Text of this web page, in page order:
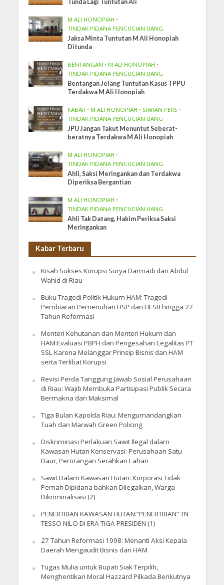
Tunda Lagi Tuntutan Ali
M ALI HONOPIAH •
TINDAK PIDANA PENCUCIAN UANG
Jaksa Minta Tuntutan M Ali Honopiah
Ditunda
BENTANGAN • M ALI HONOPIAH •
TINDAK PIDANA PENCUCIAN UANG
Bentangan Jelang Tuntutan Kasus TPPU
Terdakwa M Ali Honopiah
KABAR • M ALI HONOPIAH • SIARAN PERS •
TINDAK PIDANA PENCUCIAN UANG
JPU Jangan Takut Menuntut Seberat-
beratnya Terdakwa M Ali Honopiah
M ALI HONOPIAH •
TINDAK PIDANA PENCUCIAN UANG
Ahli, Saksi Meringankan dan Terdakwa
Diperiksa Bergantian
M ALI HONOPIAH •
TINDAK PIDANA PENCUCIAN UANG
Ahli Tak Datang, Hakim Periksa Saksi
Meringankan
Kabar Terbaru
Kisah Sukses Korupsi Surya Darmadi dan Abdul
Wahid di Riau
Buku Tragedi Politik Hukum HAM: Tragedi
Pembiaran Pemenuhan HSP dan HESB hingga 27
Tahun Reformasi
Menteri Kehutanan dan Menteri Hukum dan
HAM:Evaluasi PBPH dan Pengesahan Legalitas PT
SSL Karena Melanggar Prinsip Bisnis dan HAM
serta Terlibat Korupsi
Revisi Perda Tanggung Jawab Sosial Perusahaan
di Riau: Wajib Membuka Partisipasi Publik Secara
Bermakna dan Maksimal
Tiga Bulan Kapolda Riau: Mengumandangkan
Tuah dan Marwah Green Policing
Diskriminasi Perlakuan Sawit Ilegal dalam
Kawasan Hutan Konservasi: Perusahaan Satu
Daur, Perorangan Serahkan Lahan
Sawit Dalam Kawasan Hutan: Korporasi Tidak
Pernah Dipidana bahkan Dilegalkan, Warga
Dikriminalisasi (2)
PENERTIBAN KAWASAN HUTAN:”PENERTIBAN” TN
TESSO NILO DI ERA TIGA PRESIDEN (1)
27 Tahun Reformasi 1998: Menanti Aksi Kepala
Daerah Mengaudit Bisnis dan HAM
Tugas Mulia untuk Bupati Siak Terpilih,
Menghentikan Moral Hazzard Pilkada Berikutnya